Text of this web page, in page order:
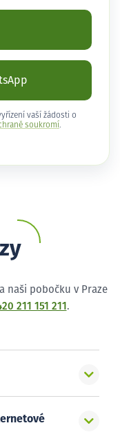
vaší žádosti o
soukromí .
naši pobočku v Praze
211 151 211 .